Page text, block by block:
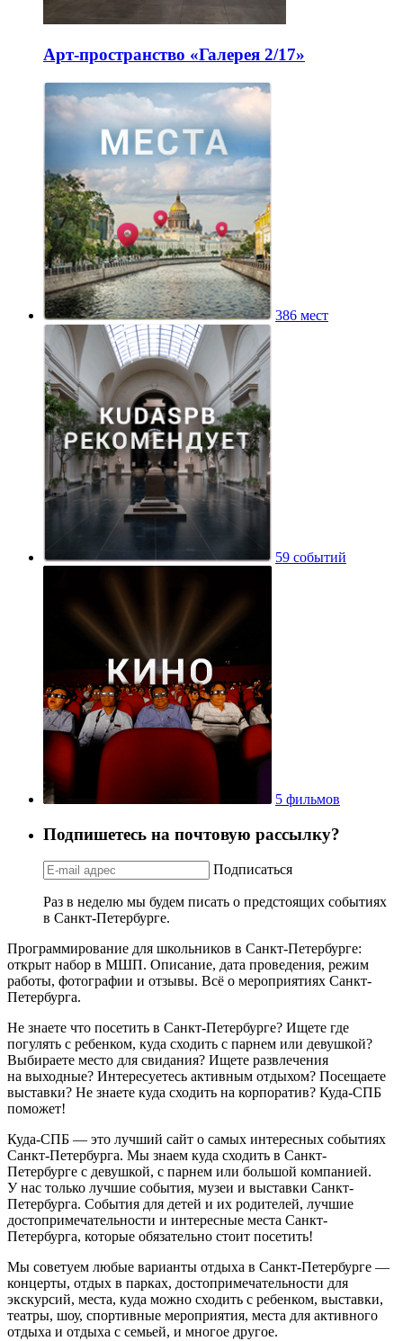
Арт-пространство «Галерея 2/17»
386 мест
59 событий
5 фильмов
Подпишетесь на почтовую рассылку?
Подписаться
Раз в неделю мы будем писать о предстоящих событиях
в Санкт-Петербурге.
Программирование для школьников в Санкт-Петербурге:
открыт набор в МШП. Описание, дата проведения, режим
работы, фотографии и отзывы. Всё о мероприятиях Санкт-
Петербурга.
Не знаете что посетить в Санкт-Петербурге? Ищете где
погулять с ребенком, куда сходить с парнем или девушкой?
Выбираете место для свидания? Ищете развлечения
на выходные? Интересуетесь активным отдыхом? Посещаете
выставки? Не знаете куда сходить на корпоратив? Куда-СПБ
поможет!
Куда-СПБ — это лучший сайт о самых интересных событиях
Санкт-Петербурга. Мы знаем куда сходить в Санкт-
Петербурге с девушкой, с парнем или большой компанией.
У нас только лучшие события, музеи и выставки Санкт-
Петербурга. События для детей и их родителей, лучшие
достопримечательности и интересные места Санкт-
Петербурга, которые обязательно стоит посетить!
Мы советуем любые варианты отдыха в Санкт-Петербурге —
концерты, отдых в парках, достопримечательности для
экскурсий, места, куда можно сходить с ребенком, выставки,
театры, шоу, спортивные мероприятия, места для активного
отдыха и отдыха с семьей, и многое другое.